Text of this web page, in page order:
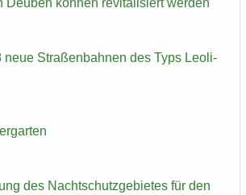
neue Stra­ßen­bah­nen des Typs Leo­li­
des Nacht­schutz­ge­bie­tes für den